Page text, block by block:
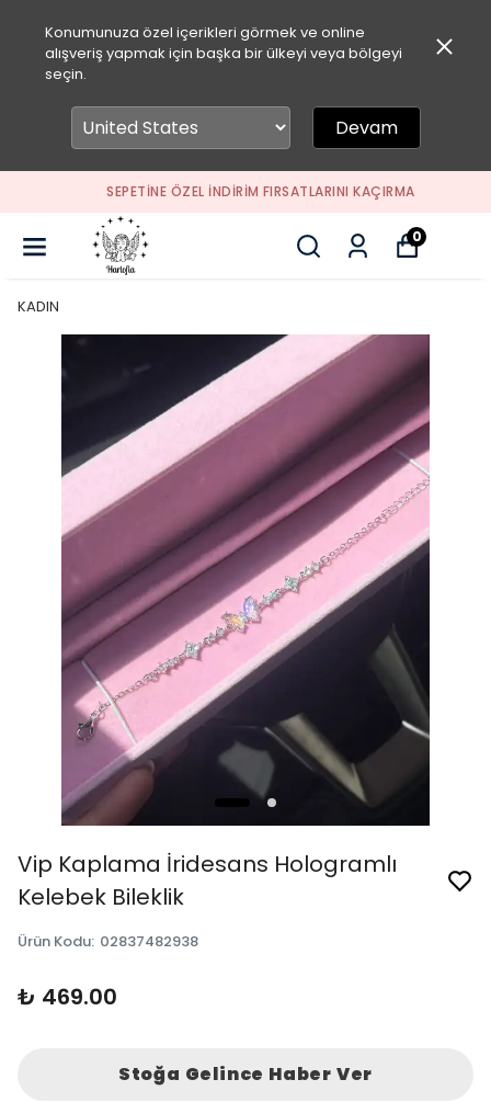
Konumunuza özel içerikleri görmek ve online
alışveriş yapmak için başka bir ülkeyi veya bölgeyi
seçin.
Devam
SEPETİNE ÖZEL İNDİRİM FIRSATLARINI KAÇIRMA
0
KADIN
Vip Kaplama İridesans Hologramlı
Kelebek Bileklik
Ürün Kodu: 02837482938
₺ 469.00
Stoğa Gelince Haber Ver